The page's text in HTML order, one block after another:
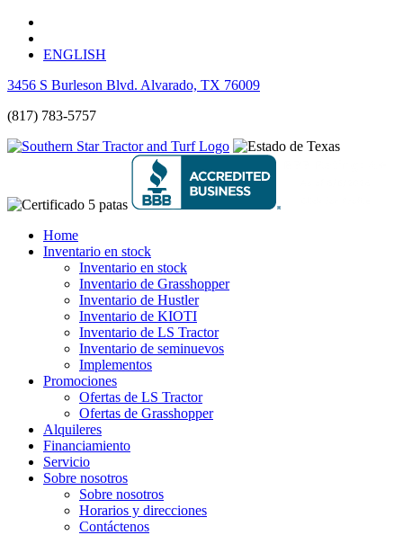
ENGLISH
3456 S Burleson Blvd. Alvarado, TX 76009
(817) 783-5757
Home
Inventario en stock
Inventario en stock
Inventario de Grasshopper
Inventario de Hustler
Inventario de KIOTI
Inventario de LS Tractor
Inventario de seminuevos
Implementos
Promociones
Ofertas de LS Tractor
Ofertas de Grasshopper
Alquileres
Financiamiento
Servicio
Sobre nosotros
Sobre nosotros
Horarios y direcciones
Contáctenos